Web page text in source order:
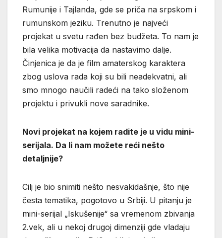
Rumunije i Tajlanda, gde se priča na srpskom i
rumunskom jeziku. Trenutno je najveći
projekat u svetu rađen bez budžeta. To nam je
bila velika motivacija da nastavimo dalje.
Činjenica je da je film amaterskog karaktera
zbog uslova rada koji su bili neadekvatni, ali
smo mnogo naučili radeći na tako složenom
projektu i privukli nove saradnike.
Novi projekat na kojem radite je u vidu mini-
serijala. Da li nam možete reći nešto
detaljnije?
Cilj je bio snimiti nešto nesvakidašnje, što nije
česta tematika, pogotovo u Srbiji. U pitanju je
mini-serijal „Iskušenije“ sa vremenom zbivanja
2.vek, ali u nekoj drugoj dimenziji gde vladaju